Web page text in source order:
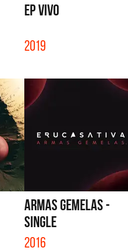
EP VIVO
2019
ARMAS GEMELAS -
SINGLE
2016